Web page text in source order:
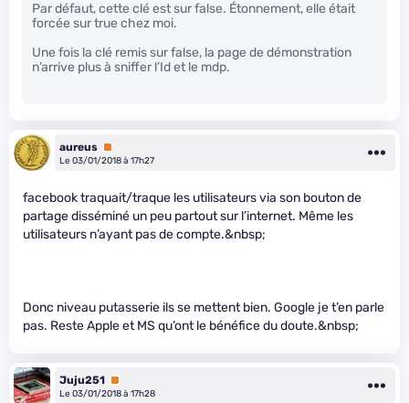
Par défaut, cette clé est sur false. Étonnement, elle était
forcée sur true chez moi.
Une fois la clé remis sur false, la page de démonstration
n’arrive plus à sniffer l’Id et le mdp.
aureus Premium
Le 03/01/2018 à 17h27
facebook traquait/traque les utilisateurs via son bouton de
partage disséminé un peu partout sur l’internet. Même les
utilisateurs n’ayant pas de compte.&nbsp;
Donc niveau putasserie ils se mettent bien. Google je t’en parle
pas. Reste Apple et MS qu’ont le bénéfice du doute.&nbsp;
Juju251 Premium
Le 03/01/2018 à 17h28